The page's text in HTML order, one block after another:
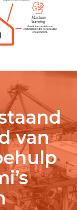
van